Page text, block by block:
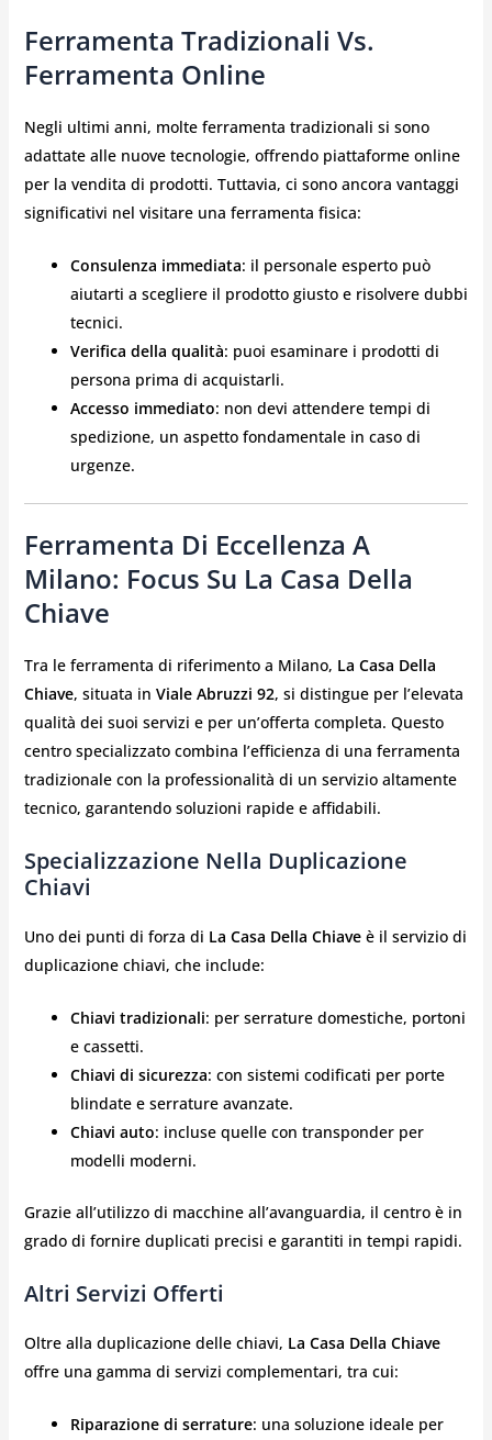
Ferramenta Tradizionali Vs.
Ferramenta Online
Negli ultimi anni, molte ferramenta tradizionali si sono
adattate alle nuove tecnologie, offrendo piattaforme online
per la vendita di prodotti. Tuttavia, ci sono ancora vantaggi
significativi nel visitare una ferramenta fisica:
Consulenza immediata: il personale esperto può
aiutarti a scegliere il prodotto giusto e risolvere dubbi
tecnici.
Verifica della qualità: puoi esaminare i prodotti di
persona prima di acquistarli.
Accesso immediato: non devi attendere tempi di
spedizione, un aspetto fondamentale in caso di
urgenze.
Ferramenta Di Eccellenza A
Milano: Focus Su La Casa Della
Chiave
Tra le ferramenta di riferimento a Milano, La Casa Della
Chiave, situata in Viale Abruzzi 92, si distingue per l’elevata
qualità dei suoi servizi e per un’offerta completa. Questo
centro specializzato combina l’efficienza di una ferramenta
tradizionale con la professionalità di un servizio altamente
tecnico, garantendo soluzioni rapide e affidabili.
Specializzazione Nella Duplicazione
Chiavi
Uno dei punti di forza di La Casa Della Chiaveè il servizio di
duplicazione chiavi, che include:
Chiavi tradizionali: per serrature domestiche, portoni
e cassetti.
Chiavi di sicurezza: con sistemi codificati per porte
blindate e serrature avanzate.
Chiavi auto: incluse quelle con transponder per
modelli moderni.
Grazie all’utilizzo di macchine all’avanguardia, il centro è in
grado di fornire duplicati precisi e garantiti in tempi rapidi.
Altri Servizi Offerti
Oltre alla duplicazione delle chiavi, La Casa Della Chiave
offre una gamma di servizi complementari, tra cui:
Riparazione di serrature: una soluzione ideale per